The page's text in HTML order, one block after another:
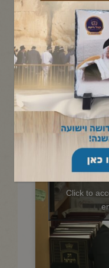
יולי 13, 2025
Click to